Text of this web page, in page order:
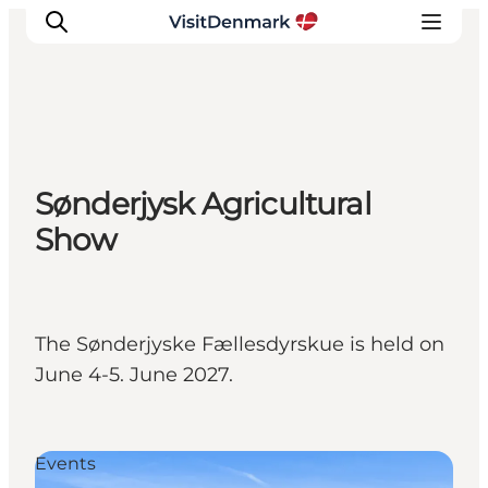
Inspiratie
Bestemmingen
Wat te doen
Sønderjysk Agricultural
Show
The Sønderjyske Fællesdyrskue is held on
June 4-5. June 2027.
Events